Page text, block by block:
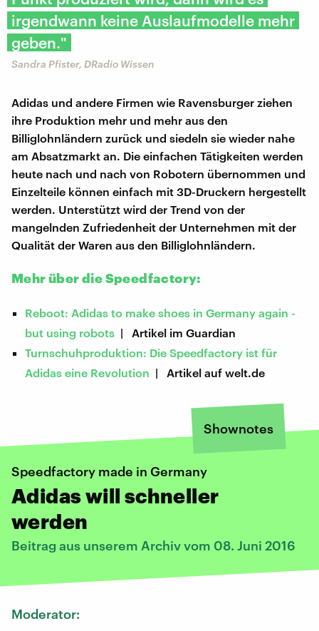
irgendwann keine Auslaufmodelle mehr
geben."
Sandra Pfister, DRadio Wissen
Adidas und andere Firmen wie Ravensburger ziehen
ihre Produktion mehr und mehr aus den
Billiglohnländern zurück und siedeln sie wieder nahe
am Absatzmarkt an. Die einfachen Tätigkeiten werden
heute nach und nach von Robotern übernommen und
Einzelteile können einfach mit 3D-Druckern hergestellt
werden. Unterstützt wird der Trend von der
mangelnden Zufriedenheit der Unternehmen mit der
Qualität der Waren aus den Billiglohnländern.
Mehr über die Speedfactory:
Reboot: Adidas to make shoes in Germany again -
but using robots | Artikel im Guardian
Turnschuhproduktion: Die Speedfactory ist für
Adidas eine Revolution | Artikel auf welt.de
Shownotes
Speedfactory made in Germany
Adidas will schneller
werden
Beitrag aus unserem Archiv vom 08. Juni 2016
Moderator: